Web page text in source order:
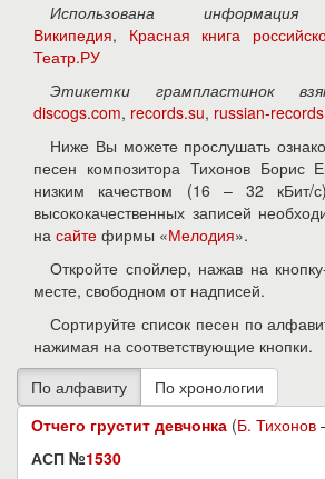
Использована
Википедия, Красная книга
Театр.РУ
Этикетки грампластинок
discogs.com, records.su, russian-
Ниже Вы можете прослушать
песен композитора Тихонов Борис
низким качеством (16 – 32 кБит/
высококачественных записей
на сайте фирмы «Мелодия».
Откройте спойлер, нажав на
месте, свободном от надписей.
Сортируйте список песен по
нажимая на соответствующие кнопки.
Отчего грустит девчонка (Б. Тихонов
АСП №1530